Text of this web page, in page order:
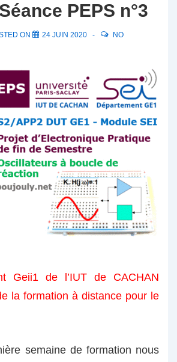
PEPS n°3
ON 24 JUIN 2020
NO
Geii1 de l’IUT de CACHAN
la formation à distance pour le
semaine de formation nous